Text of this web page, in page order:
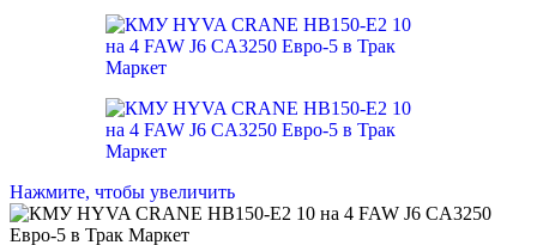
Нажмите, чтобы увеличить